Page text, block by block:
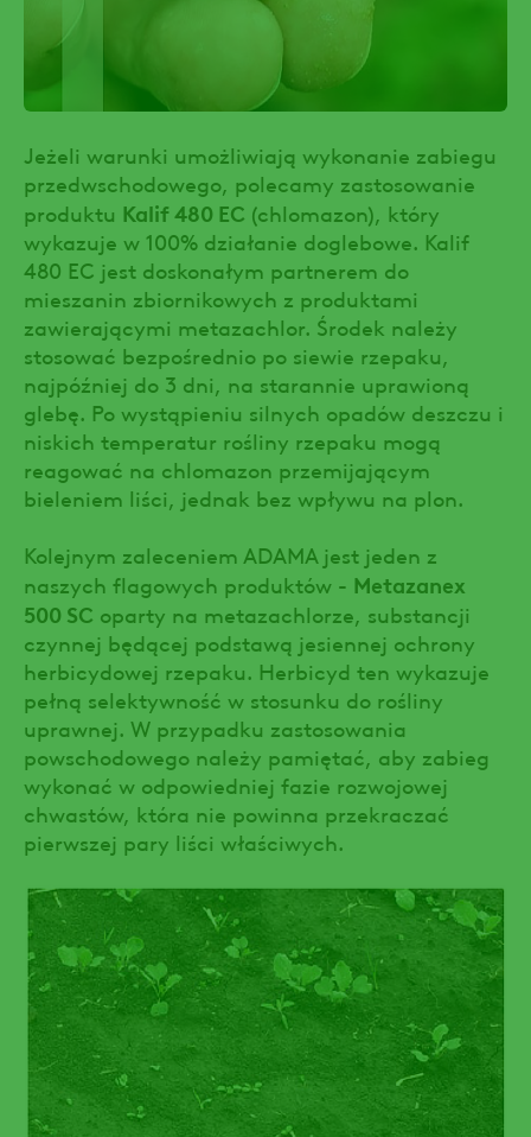
Jeżeli warunki umożliwiają wykonanie zabiegu
przedwschodowego, polecamy zastosowanie
produktu Kalif 480 EC (chlomazon), który
wykazuje w 100% działanie doglebowe. Kalif
480 EC jest doskonałym partnerem do
mieszanin zbiornikowych z produktami
zawierającymi metazachlor. Środek należy
stosować bezpośrednio po siewie rzepaku,
najpóźniej do 3 dni, na starannie uprawioną
glebę. Po wystąpieniu silnych opadów deszczu i
niskich temperatur rośliny rzepaku mogą
reagować na chlomazon przemijającym
bieleniem liści, jednak bez wpływu na plon.
Kolejnym zaleceniem ADAMA jest jeden z
naszych flagowych produktów - Metazanex
500 SC oparty na metazachlorze, substancji
czynnej będącej podstawą jesiennej ochrony
herbicydowej rzepaku. Herbicyd ten wykazuje
pełną selektywność w stosunku do rośliny
uprawnej. W przypadku zastosowania
powschodowego należy pamiętać, aby zabieg
wykonać w odpowiedniej fazie rozwojowej
chwastów, która nie powinna przekraczać
pierwszej pary liści właściwych.